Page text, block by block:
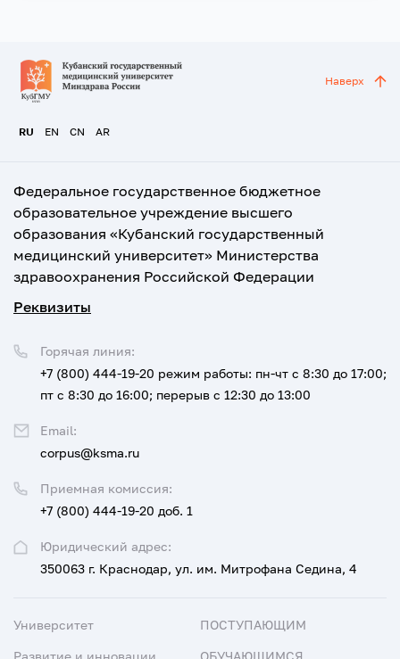
RU EN CN AR
Наверх
Федеральное государственное бюджетное
образовательное учреждение высшего
образования «Кубанский государственный
медицинский университет» Министерства
здравоохранения Российской Федерации
Реквизиты
Юридический адрес:
350063 г. Краснодар, ул. им. Митрофана Седина, 4
Приемная комиссия:
+7 (800) 444-19-20 доб. 1
Горячая линия:
+7 (800) 444-19-20 режим работы: пн-чт с 8:30 до 17:00;
пт с 8:30 до 16:00; перерыв с 12:30 до 13:00
Email:
corpus@ksma.ru
Университет
Развитие и инновации
ПОСТУПАЮЩИМ
ОБУЧАЮЩИМСЯ